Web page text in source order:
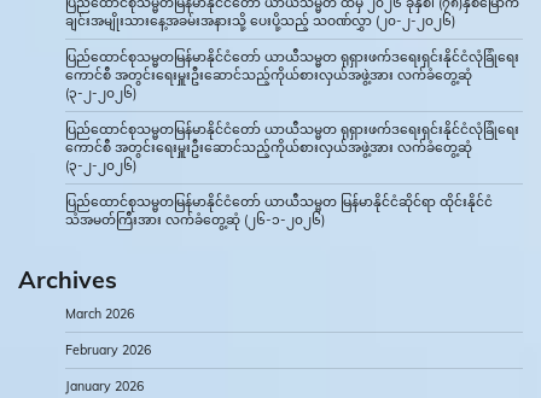
ချင်းအမျိုးသားနေ့အခမ်းအနားသို့ ပေးပို့သည့် သဝဏ်လွှာ (၂၀-၂-၂၀၂၆)
ပြည်ထောင်စုသမ္မတမြန်မာနိုင်ငံတော် ယာယီသမ္မတ ရုရှားဖက်ဒရေးရှင်းနိုင်ငံလုံခြုံရေး
ကောင်စီ အတွင်းရေးမှူးဦးဆောင်သည့်ကိုယ်စားလှယ်အဖွဲ့အား လက်ခံတွေ့ဆုံ
(၃-၂-၂၀၂၆)
ပြည်ထောင်စုသမ္မတမြန်မာနိုင်ငံတော် ယာယီသမ္မတ ရုရှားဖက်ဒရေးရှင်းနိုင်ငံလုံခြုံရေး
ကောင်စီ အတွင်းရေးမှူးဦးဆောင်သည့်ကိုယ်စားလှယ်အဖွဲ့အား လက်ခံတွေ့ဆုံ
(၃-၂-၂၀၂၆)
ပြည်ထောင်စုသမ္မတမြန်မာနိုင်ငံတော် ယာယီသမ္မတ မြန်မာနိုင်ငံဆိုင်ရာ ထိုင်းနိုင်ငံ
သံအမတ်ကြီးအား လက်ခံတွေ့ဆုံ (၂၆-၁-၂၀၂၆)
Archives
March 2026
February 2026
January 2026